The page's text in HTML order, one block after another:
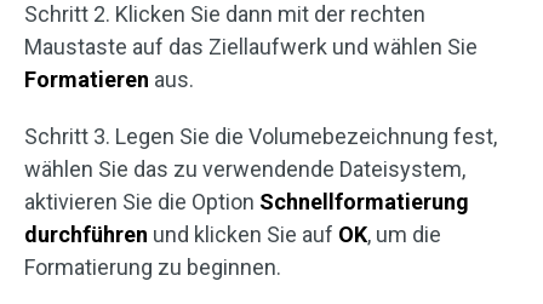
Schritt 2. Klicken Sie dann mit der rechten
Maustaste auf das Ziellaufwerk und wählen Sie
Formatieren aus.
Schritt 3. Legen Sie die Volumebezeichnung fest,
wählen Sie das zu verwendende Dateisystem,
aktivieren Sie die Option Schnellformatierung
durchführen und klicken Sie auf OK, um die
Formatierung zu beginnen.